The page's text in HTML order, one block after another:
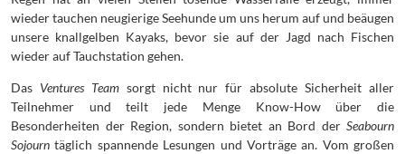
wieder tauchen neugierige Seehunde um uns herum auf und beäugen
unsere knallgelben Kayaks, bevor sie auf der Jagd nach Fischen
wieder auf Tauchstation gehen.
Das Ventures Team sorgt nicht nur für absolute Sicherheit aller
Teilnehmer und teilt jede Menge Know-How über die
Besonderheiten der Region, sondern bietet an Bord der Seabourn
Sojourn täglich spannende Lesungen und Vorträge an. Vom großen